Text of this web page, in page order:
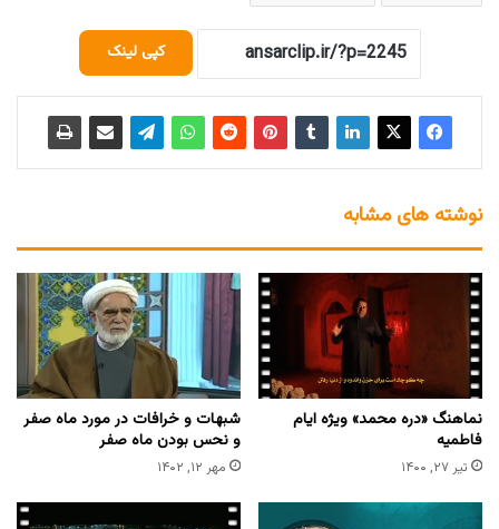
کپی لینک
نوشته های مشابه
نماهنگ «دره محمد» ویژه ایام
فاطمیه
تیر ۲۷, ۱۴۰۰
شبهات و خرافات در مورد ماه صفر
و نحس بودن ماه صفر
مهر ۱۲, ۱۴۰۲